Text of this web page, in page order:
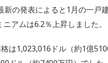
新の発表によると1月の一戸
アムは6.2％上昇しました。
は1,023,016ドル（約1億